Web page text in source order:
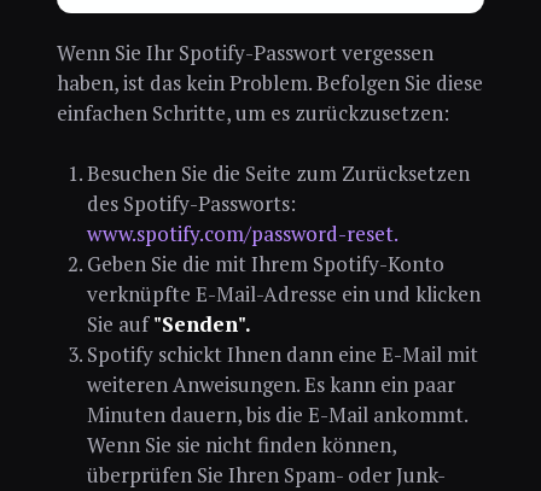
Wenn Sie Ihr Spotify-Passwort vergessen
haben, ist das kein Problem. Befolgen Sie diese
einfachen Schritte, um es zurückzusetzen:
Besuchen Sie die Seite zum Zurücksetzen
des Spotify-Passworts:
www.spotify.com/password-reset.
Geben Sie die mit Ihrem Spotify-Konto
verknüpfte E-Mail-Adresse ein und klicken
Sie auf"Senden".
Spotify schickt Ihnen dann eine E-Mail mit
weiteren Anweisungen. Es kann ein paar
Minuten dauern, bis die E-Mail ankommt.
Wenn Sie sie nicht finden können,
überprüfen Sie Ihren Spam- oder Junk-